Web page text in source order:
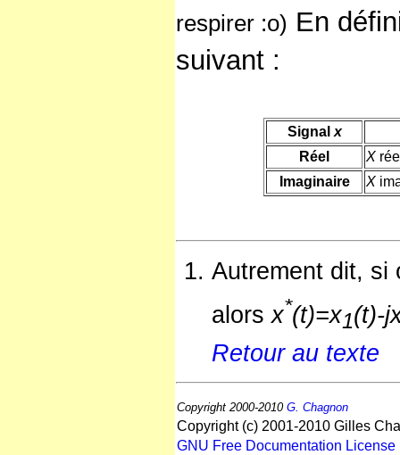
respirer :o) En
suivant :
Signal x
Réel
X
Imaginaire
X
Autrement dit,
alors x*(t)=x1(t)-
Retour au texte
Copyright 2000-2010 G. Chagnon
Copyright (c) 2001-2010 Gilles
GNU Free Documentation License